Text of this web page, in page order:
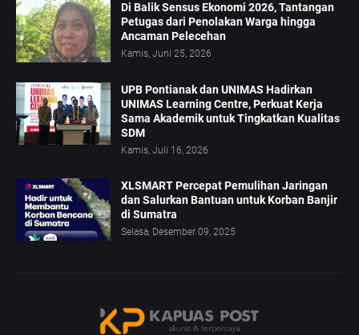
Di Balik Sensus Ekonomi 2026, Tantangan
Petugas dari Penolakan Warga hingga
Ancaman Pelecehan
Kamis, Juni 25, 2026
UPB Pontianak dan UNIMAS Hadirkan
UNIMAS Learning Centre, Perkuat Kerja
Sama Akademik untuk Tingkatkan Kualitas
SDM
Kamis, Juli 16, 2026
XLSMART Percepat Pemulihan Jaringan
dan Salurkan Bantuan untuk Korban Banjir
di Sumatra
Selasa, Desember 09, 2025